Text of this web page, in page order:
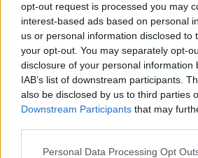
opt-out request is processed you may
interest-based ads based on personal
us or personal information disclosed to
your opt-out. You may separately opt-
disclosure of your personal information
IAB’s list of downstream participants.
also be disclosed by us to third parties
Downstream Participants that may
Personal Data Processing Opt
20 de rețete de salate de vară
06.08.2026